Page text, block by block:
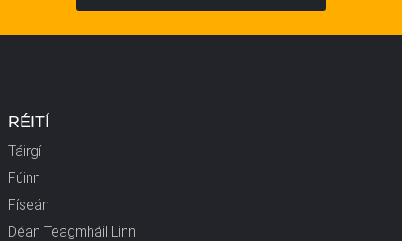
RÉITÍ
Táirgí
Fúinn
Físeán
Déan Teagmháil Linn